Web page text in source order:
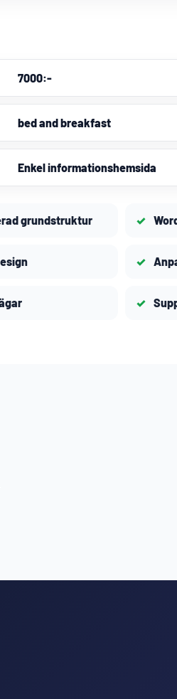
7000:-
bed and breakfast
Enkel informationshemsida
grundstruktur